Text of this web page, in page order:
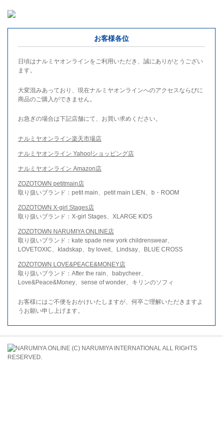
お客様各位
日頃はナルミヤオンラインをご利用いただき、誠にありがとうござい
ます。
大変混みあっており、現在ナルミヤオンラインへのアクセスならびに
商品のご購入ができません。
お急ぎの場合は下記店舗にて、お買い求めください。
ナルミヤオンライン楽天市場店
ナルミヤオンライン Yahoo!ショッピング店
ナルミヤオンライン Amazon店
ZOZOTOWN petitmain店
取り扱いブランド：petit main、petit main LIEN、b・ROOM
ZOZOTOWN X-girl Stages店
取り扱いブランド：X-girl Stages、XLARGE KIDS
ZOZOTOWN NARUMIYA ONLINE店
取り扱いブランド：kate spade new york childrenswear、
LOVETOXIC、kladskap、by loveit、Lindsay、BLUE CROSS
ZOZOTOWN LOVE&PEACE&MONEY店
取り扱いブランド：After the rain、babycheer、
Love&Peace&Money、sense of wonder、キリンのソフィ
お客様にはご不便をおかけいたしますが、何卒ご理解いただきますよ
うお願い申し上げます。